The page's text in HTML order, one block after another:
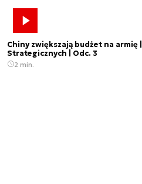
Chiny zwiększają budżet na armię
Strategicznych | Odc. 3
2 min.